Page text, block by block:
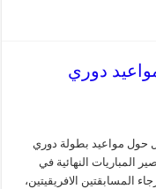
دوري
حول مواعيد بطولة دوري
المباريات النهائية في
المسابقتين الافريقيتين،